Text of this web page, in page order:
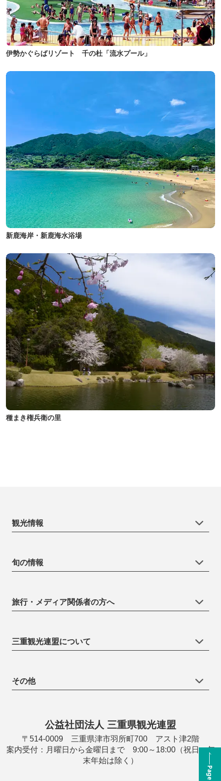
伊勢かぐらばリゾート 千の杜「流水プール」
新鹿海岸・新鹿海水浴場
種まき権兵衛の里
観光情報
旬の情報
旅行・メディア関係者の方へ
三重観光連盟について
その他
公益社団法人 三重県観光連盟
〒514-0009 三重県津市羽所町700 アスト津2階
案内受付：月曜日から金曜日まで 9:00～18:00（祝日・年
末年始は除く）